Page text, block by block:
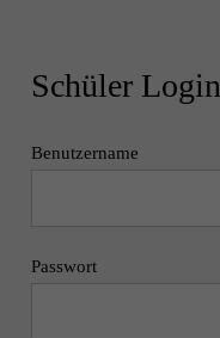
Schüler Login
Benutzername
Passwort